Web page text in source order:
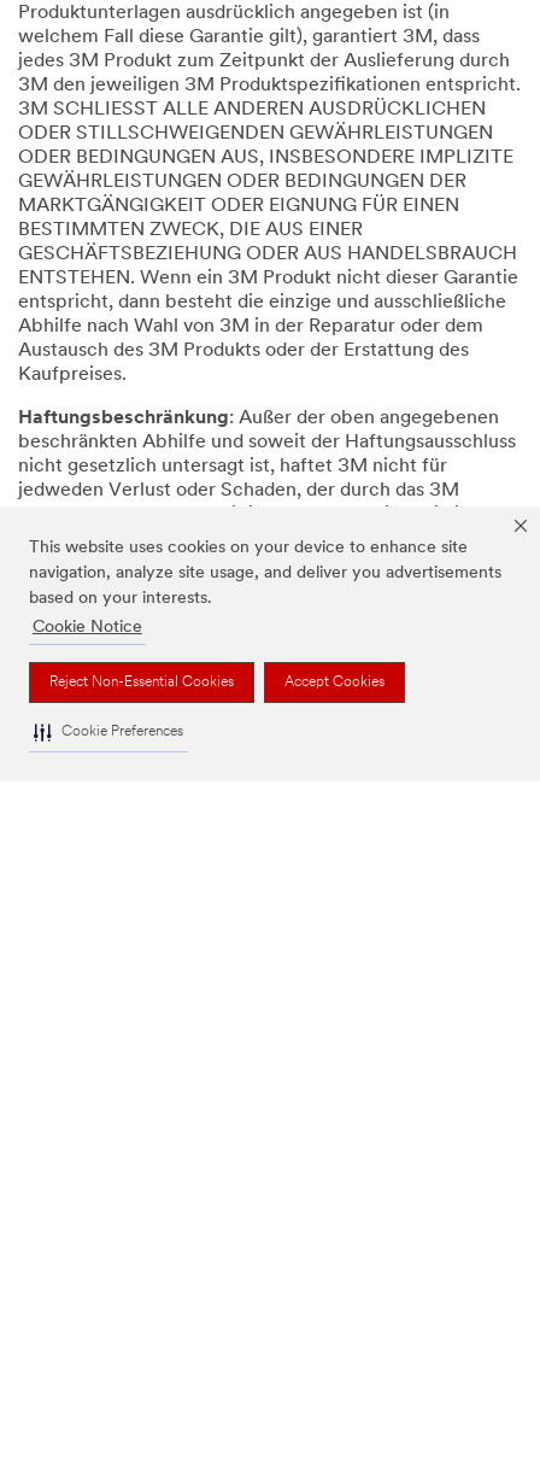
This website uses cookies on your device to enhance site
navigation, analyze site usage, and deliver you advertisements
based on your interests.
Cookie Notice
Reject Non-Essential Cookies Accept Cookies
Cookie Preferences
Produktunterlagen ausdrücklich angegeben ist (in
welchem Fall diese Garantie gilt), garantiert 3M, dass
jedes 3M Produkt zum Zeitpunkt der Auslieferung durch
3M den jeweiligen 3M Produktspezifikationen entspricht.
3M SCHLIESST ALLE ANDEREN AUSDRÜCKLICHEN
ODER STILLSCHWEIGENDEN GEWÄHRLEISTUNGEN
ODER BEDINGUNGEN AUS, INSBESONDERE IMPLIZITE
GEWÄHRLEISTUNGEN ODER BEDINGUNGEN DER
MARKTGÄNGIGKEIT ODER EIGNUNG FÜR EINEN
BESTIMMTEN ZWECK, DIE AUS EINER
GESCHÄFTSBEZIEHUNG ODER AUS HANDELSBRAUCH
ENTSTEHEN. Wenn ein 3M Produkt nicht dieser Garantie
entspricht, dann besteht die einzige und ausschließliche
Abhilfe nach Wahl von 3M in der Reparatur oder dem
Austausch des 3M Produkts oder der Erstattung des
Kaufpreises.
Haftungsbeschränkung: Außer der oben angegebenen
beschränkten Abhilfe und soweit der Haftungsausschluss
nicht gesetzlich untersagt ist, haftet 3M nicht für
jedweden Verlust oder Schaden, der durch das 3M
nun direkt, indirekt, speziell, zufällig oder ein
Folgeschaden (insbesondere nicht für entgangene
Gewinne und Geschäftsgelegenheiten). Dies gilt
unabhängig von rechtlichen oder billigkeitsrechtlichen
Gesichtspunkten, insbesondere Gewährleistung, Vertrag,
Fahrlässigkeit oder verschuldensunabhängiger Haftung.
3M und Scotch sind eingetragene Handelsmarken der 3M
Company. © 3M 2024. Alle Rechte vorbehalten.